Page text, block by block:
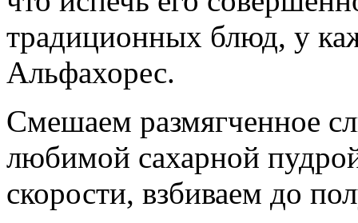
традиционных блюд, у
Альфахорес.
Смешаем размягченное
любимой сахарной
скорости, взбиваем до